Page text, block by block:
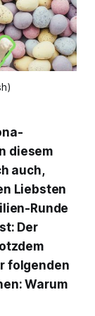
diesem
auch,
Liebsten
Runde
Der
folgenden
Warum